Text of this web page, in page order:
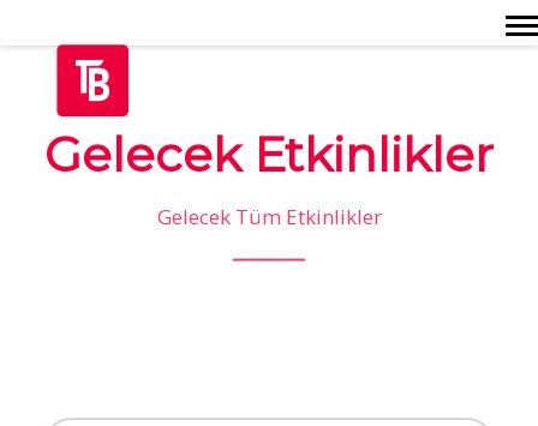
Gelecek Etkinlikler
Gelecek Tüm Etkinlikler